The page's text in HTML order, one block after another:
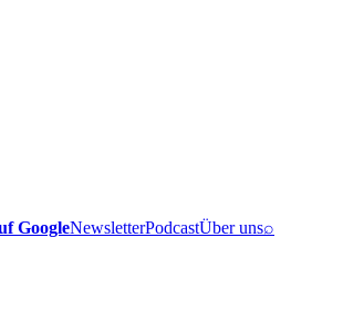
GoogleNewsletterPodcastÜber uns⌕